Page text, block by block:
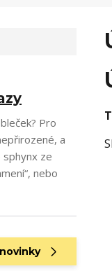
Pro
a
ze
nebo